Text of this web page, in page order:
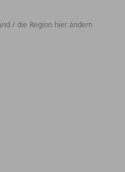
/ die Region hier ändern